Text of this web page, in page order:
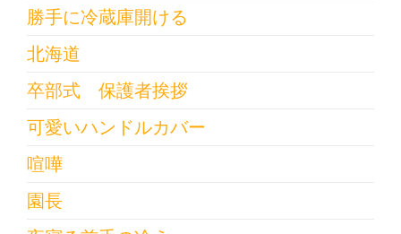
勝手に冷蔵庫開ける
北海道
卒部式 保護者挨拶
可愛いハンドルカバー
喧嘩
園長